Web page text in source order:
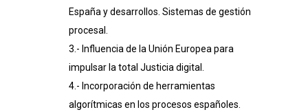
España y desarrollos. Sistemas de gestión
procesal.
3.- Influencia de la Unión Europea para
impulsar la total Justicia digital.
4.- Incorporación de herramientas
algorítmicas en los procesos españoles.